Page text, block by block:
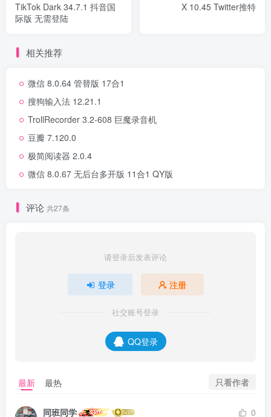
TikTok Dark 34.7.1 抖音国
际版 无需登陆
X 10.45 Twitter推特
相关推荐
微信 8.0.64 管替版 17合1
搜狗输入法 12.21.1
TrollRecorder 3.2-608 巨魔录音机
豆瓣 7.120.0
极简阅读器 2.0.4
微信 8.0.67 无后台多开版 11合1 QY版
评论 共27条
请登录后发表评论
登录 注册
社交账号登录
QQ登录
最新 最热 只看作者
同班同学 0